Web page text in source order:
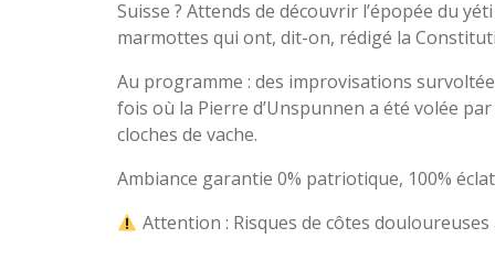
Suisse ? Attends de découvrir l’épopée du
marmottes qui ont, dit-on, rédigé la
Au programme : des improvisations
fois où la Pierre d’Unspunnen a été volée
cloches de vache.
Ambiance garantie 0% patriotique, 100%
Attention : Risques de côtes